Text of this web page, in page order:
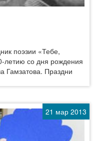
поэзии «Тебе,
летию со дня рождения
Гамзатова. Праздни
21 мар 2013